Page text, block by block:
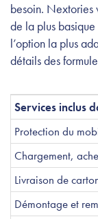
besoin. Nextories
de la plus
l’option la plus
détails des
Services inclus
Protection du
Chargement,
Livraison de
Démontage et